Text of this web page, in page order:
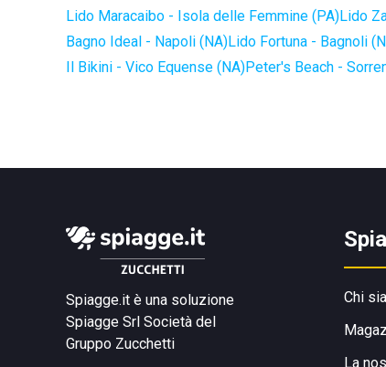
Lido Maracaibo - Isola delle Femmine (PA)Lido
Bagno Ideal - Napoli (NA)Lido Fortuna - Bagnoli
Il Bikini - Vico Equense (NA)Peter's Beach -
Spiagge.it è una soluzione
Spiagge Srl Società del
Gruppo Zucchetti
Chi
La